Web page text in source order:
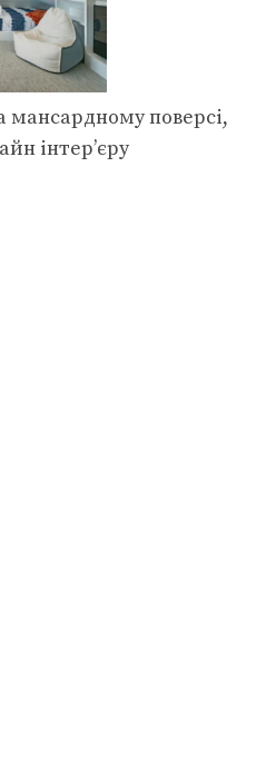
мансардному поверсі,
інтер’єру